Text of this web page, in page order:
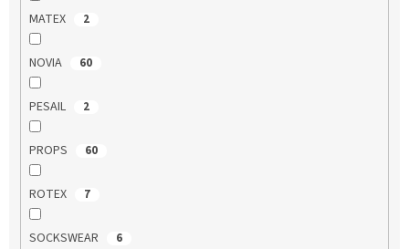
MATEX 2
NOVIA 60
PESAIL 2
PROPS 60
ROTEX 7
SOCKSWEAR 6